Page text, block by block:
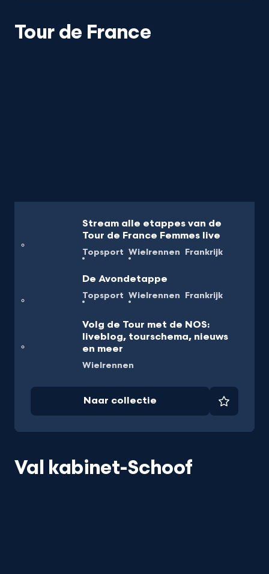
Tour de France
Stream alle etappes van de
Tour de France Femmes live
Topsport Wielrennen Frankrijk
De Avondetappe
Topsport Wielrennen Frankrijk
Volg de Tour met de NOS:
liveblog, tourschema, nieuws
en meer
Wielrennen
Naar collectie Favoriet
Val kabinet-Schoof